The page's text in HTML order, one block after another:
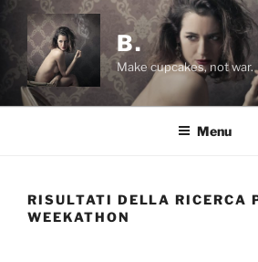
Salta
contenuto
B.
Make cupcakes, not war.
Menu
RISULTATI DELLA RICERCA
WEEKATHON